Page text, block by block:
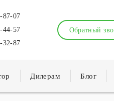
87-07
44-57
32-87
Обратный
Дилерам Блог